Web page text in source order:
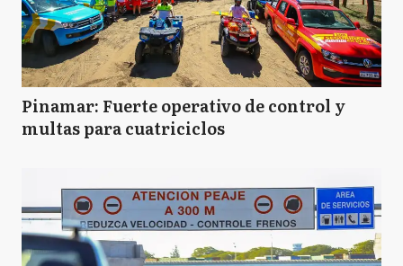
Pinamar: Fuerte operativo de control y
multas para cuatriciclos